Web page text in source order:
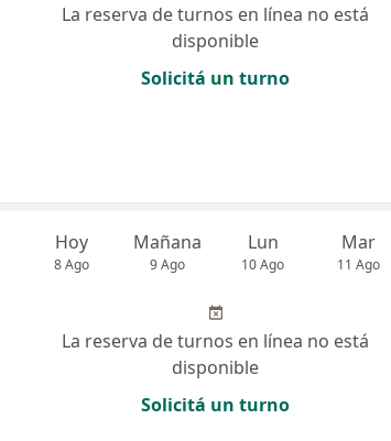
La reserva de turnos en línea no está
disponible
Solicitá un turno
Hoy
8 Ago
Mañana
9 Ago
Lun
10 Ago
Mar
11 Ago
La reserva de turnos en línea no está
disponible
Solicitá un turno